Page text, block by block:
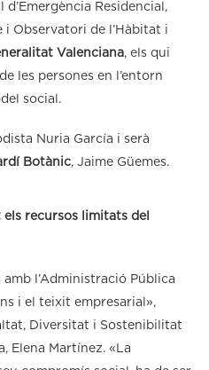
Residencial,
i Observatori de l’Hàbitat i
Valenciana, els qui
les persones en l’entorn
social.
Nuria García i serà
Botànic, Jaime Güemes.
recursos limitats del
amb l’Administració Pública
i el teixit empresarial»,
Diversitat i Sostenibilitat
Elena Martínez. «La